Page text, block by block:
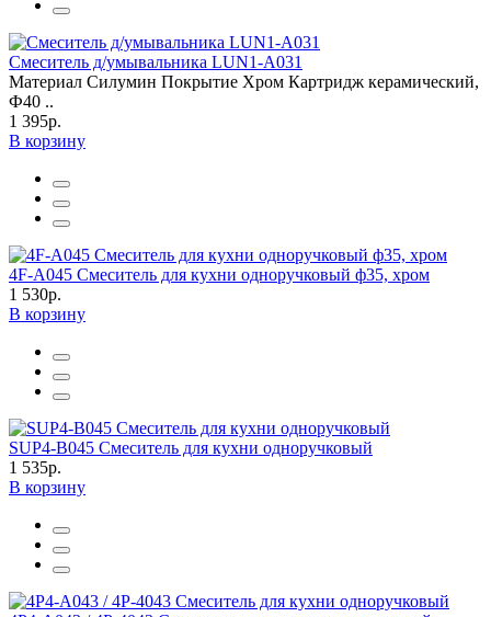
Смеситель д/умывальника LUN1-A031
Материал Силумин Покрытие Хром Картридж керамический,
Ф40 ..
1 395р.
В корзину
4F-A045 Смеситель для кухни одноручковый ф35, хром
1 530р.
В корзину
SUP4-B045 Смеситель для кухни одноручковый
1 535р.
В корзину